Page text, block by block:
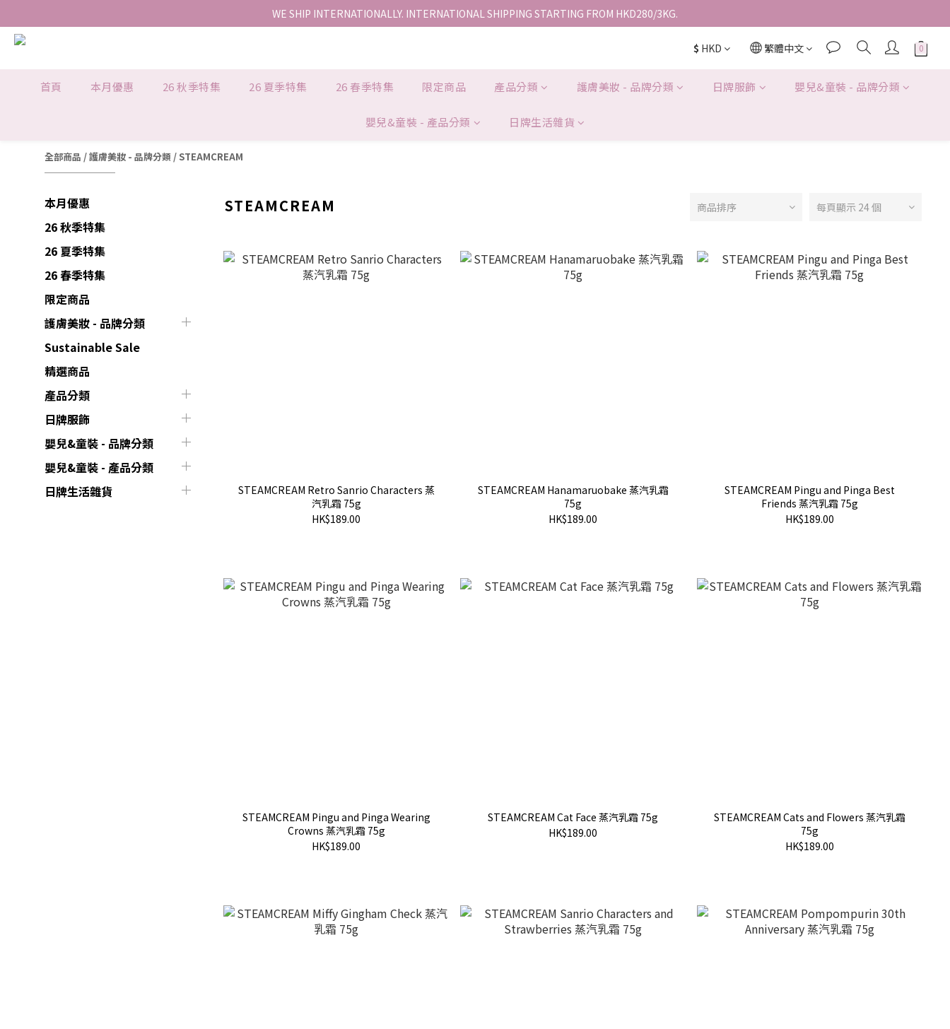
香港地區全店免運。免運費適用於香港順豐站、營業點或智能櫃取件。
WE SHIP INTERNATIONALLY. INTERNATIONAL SHIPPING STARTING FROM HKD280/3KG.
$ HKD 繁體中文
首頁 本月優惠 26 秋季特集 26 夏季特集 26 春季特集 限定商品 產品分類 護膚美妝 - 品牌分類 日牌服飾 嬰兒&童裝 - 品牌分類
嬰兒&童裝 - 產品分類 日牌生活雜貨
全部商品 /護膚美妝 - 品牌分類 / STEAMCREAM
本月優惠
26 秋季特集
26 夏季特集
26 春季特集
限定商品
護膚美妝 - 品牌分類
Sustainable Sale
精選商品
產品分類
日牌服飾
嬰兒&童裝 - 品牌分類
嬰兒&童裝 - 產品分類
日牌生活雜貨
STEAMCREAM 商品排序 每頁顯示 24 個
STEAMCREAM Retro Sanrio Characters 蒸
汽乳霜 75g
HK$189.00
STEAMCREAM Hanamaruobake 蒸汽乳霜
75g
HK$189.00
STEAMCREAM Pingu and Pinga Best
Friends 蒸汽乳霜 75g
HK$189.00
STEAMCREAM Pingu and Pinga Wearing
Crowns 蒸汽乳霜 75g
HK$189.00
STEAMCREAM Cat Face 蒸汽乳霜 75g
HK$189.00
STEAMCREAM Cats and Flowers 蒸汽乳霜
75g
HK$189.00